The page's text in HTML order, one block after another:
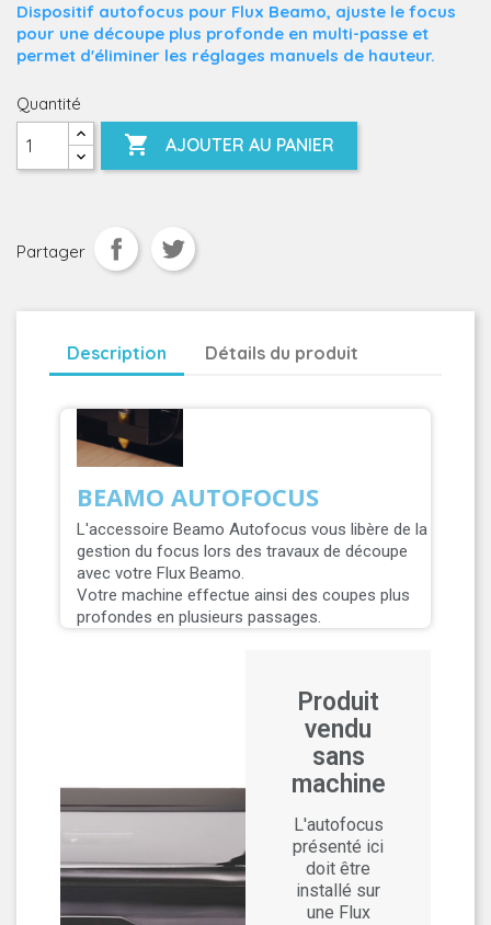
Dispositif autofocus pour Flux Beamo, ajuste le focus
pour une découpe plus profonde en multi-passe et
permet d'éliminer les réglages manuels de hauteur.
Quantité
 AJOUTER AU PANIER
Partager
Description Détails du produit
BEAMO AUTOFOCUS
L'accessoire Beamo Autofocus vous libère de la
gestion du focus lors des travaux de découpe
avec votre Flux Beamo.
Votre machine effectue ainsi des coupes plus
profondes en plusieurs passages.
Produit
vendu
sans
machine
L'autofocus
présenté ici
doit être
installé sur
une Flux
SANS IMPRIMANTE